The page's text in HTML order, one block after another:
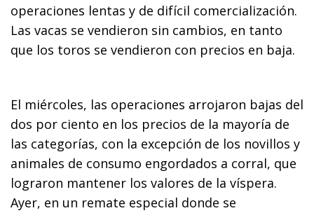
operaciones lentas y de difícil comercialización.
Las vacas se vendieron sin cambios, en tanto
que los toros se vendieron con precios en baja.
El miércoles, las operaciones arrojaron bajas del
dos por ciento en los precios de la mayoría de
las categorías, con la excepción de los novillos y
animales de consumo engordados a corral, que
lograron mantener los valores de la víspera.
Ayer, en un remate especial donde se